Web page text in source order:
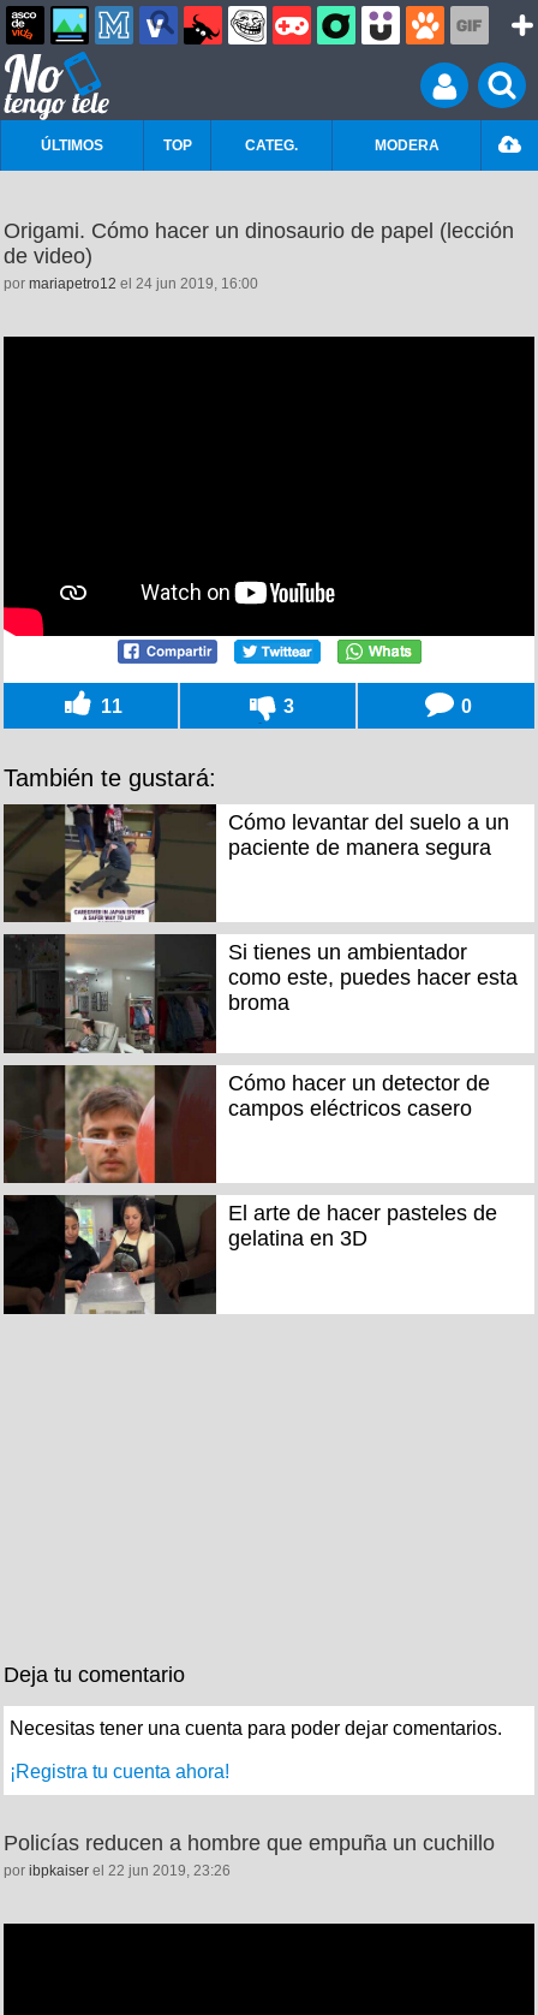
ÚLTIMOS TOP CATEG. MODERA
Origami. Cómo hacer un dinosaurio de papel (lección
de video)
por mariapetro12 el 24 jun 2019, 16:00
11 3 0
También te gustará:
Cómo levantar del suelo a un
paciente de manera segura
Si tienes un ambientador
como este, puedes hacer esta
broma
Cómo hacer un detector de
campos eléctricos casero
El arte de hacer pasteles de
gelatina en 3D
Deja tu comentario
Necesitas tener una cuenta para poder dejar comentarios.
¡Registra tu cuenta ahora!
Policías reducen a hombre que empuña un cuchillo
por ibpkaiser el 22 jun 2019, 23:26